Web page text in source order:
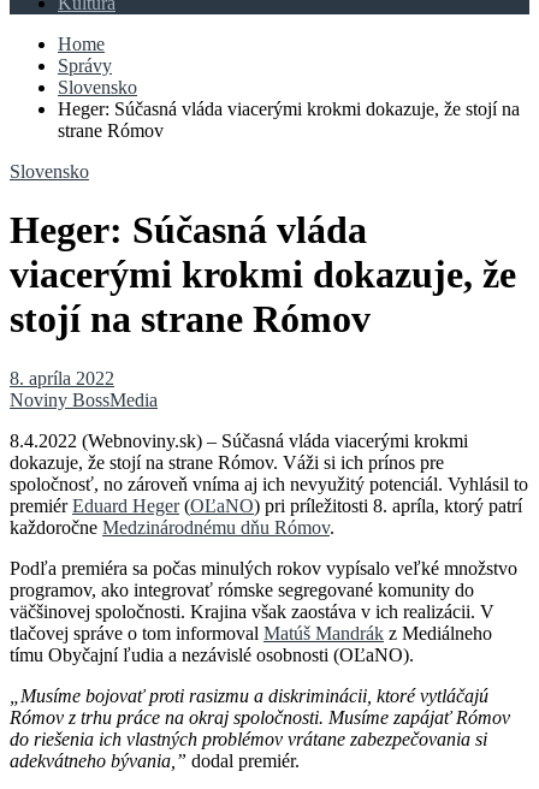
Home
Správy
Slovensko
Heger: Súčasná vláda viacerými krokmi dokazuje, že stojí na
strane Rómov
Slovensko
Heger: Súčasná vláda
viacerými krokmi dokazuje, že
stojí na strane Rómov
8. apríla 2022
Noviny BossMedia
8.4.2022 (Webnoviny.sk) – Súčasná vláda viacerými krokmi
dokazuje, že stojí na strane Rómov. Váži si ich prínos pre
spoločnosť, no zároveň vníma aj ich nevyužitý potenciál. Vyhlásil to
premiérEduard Heger(OĽaNO) pri príležitosti 8. apríla, ktorý patrí
každoročne Medzinárodnému dňu Rómov.
Podľa premiéra sa počas minulých rokov vypísalo veľké množstvo
programov, ako integrovať rómske segregované komunity do
väčšinovej spoločnosti. Krajina však zaostáva v ich realizácii. V
tlačovej správe o tom informoval Matúš Mandrák z Mediálneho
tímu Obyčajní ľudia a nezávislé osobnosti (OĽaNO).
„Musíme bojovať proti rasizmu a diskriminácii, ktoré vytláčajú
Rómov z trhu práce na okraj spoločnosti. Musíme zapájať Rómov
do riešenia ich vlastných problémov vrátane zabezpečovania si
adekvátneho bývania,” dodal premiér.